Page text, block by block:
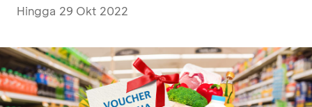
Hingga 29 Okt 2022